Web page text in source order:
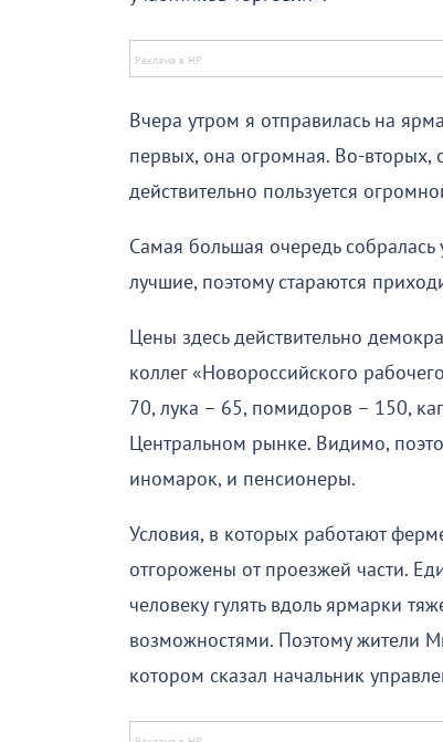
Вчера утром я отправилась на
первых, она огромная. Во-вторых,
действительно пользуется
Самая большая очередь
лучшие, поэтому стараются
Цены здесь действительно
коллег «Новороссийского
70, лука – 65, помидоров – 150,
Центральном рынке. Видимо,
иномарок, и пенсионеры.
Условия, в которых работают
отгорожены от проезжей части.
человеку гулять вдоль ярмарки
возможностями. Поэтому жители
котором сказал начальник